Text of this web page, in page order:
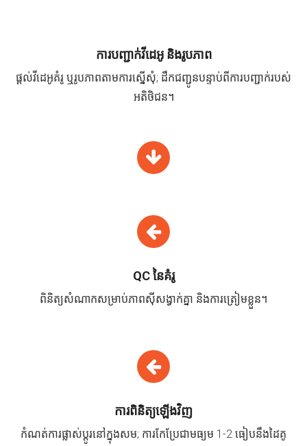
ការបញ្ជាក់វីដេអូ និងរូបភាព
ផ្តល់វីដេអូគំរូ ឬរូបភាពតាមការស្នើសុំ; ដឹកជញ្ជូនបន្ទាប់ពីការបញ្ជាក់របស់
អតិថិជន។
QC នៃគំរូ
ពិនិត្យសំណាកសម្រាប់ភាពស៊ីសង្វាក់គ្នា និងការត្រៀមខ្លួន។
ការពិនិត្យឡើងវិញ
កំណត់ការផ្លាស់ប្តូរនៅក្នុងសម; ការកែប្រែជាមធ្យម 1-2 ធៀបនឹងដៃគូ